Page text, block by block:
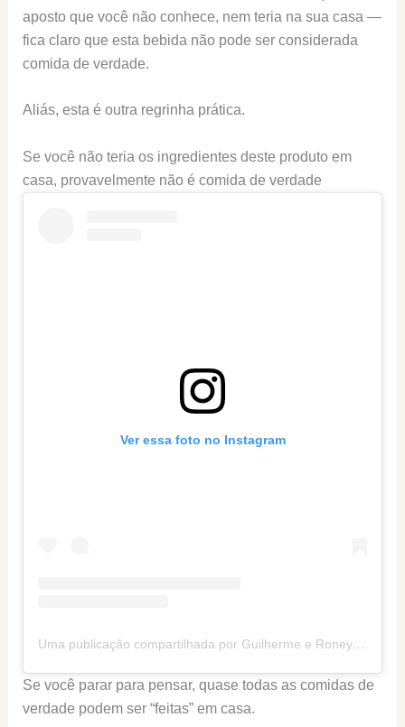
aposto que você não conhece, nem teria na sua casa —
fica claro que esta bebida não pode ser considerada
comida de verdade.
Aliás, esta é outra regrinha prática.
Se você não teria os ingredientes deste produto em
casa, provavelmente não é comida de verdade
Ver essa foto no Instagram
Uma publicação compartilhada por Guilherme e Roney (@senhortanquinho)
Se você parar para pensar, quase todas as comidas de
verdade podem ser “feitas” em casa.